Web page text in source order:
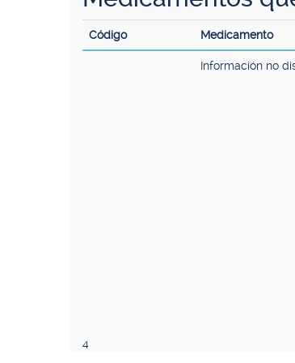
Código Medicamento
Información no
4